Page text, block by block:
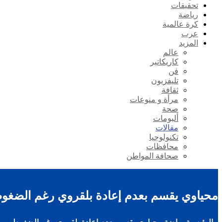
تحقيقات
رياضة
كرة عالمية
عرب
المزيد
عالم
كاريكاتير
فن
تليفزيون
ثقافة
مرأة و منوعات
صحة
ألبومات
مقالات
تكنولوجيا
محافظات
صحافة المواطن
محياوي يقسم بعدم إعادة بلقروي رغم